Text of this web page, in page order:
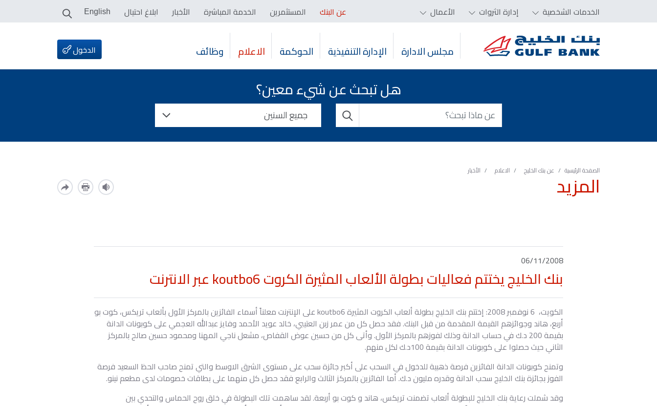
الخدمات الشخصية إدارة الثروات الأعمال عن البنك المستثمرين الخدمة المباشرة الأخبار ابلاغ احتيال English
مجلس الادارة الإدارة التنفيذية الحوكمة الاعلام وظائف الدخول
هل تبحث عن شيء معين؟
جميع السنين
الصفحة الرئيسية عن بنك الخليج الاعلام الأخبار المزيد
06/11/2008
بنك الخليج يختتم فعاليات بطولة الألعاب المثيرة الكروت koutbo6 عبر الانترنت
الكويت، 6 نوفمبر 2008: إختتم بنك الخليج بطولة ألعاب الكروت المثيرة koutbo6 على الإنترنت معلناً أسماء الفائزين بالمركز الأول بألعاب تريكس، كوت بو
أربع، هاند وجوائزهم القيمة المقدمة من قبل البنك. فقد حصل كل من عمر زبن العتيبي، خالد عويد الأحمد وفايز عبدالله العجمي على كوبونات الدانة
بقيمة 200 د.ك في حساب الدانة وذلك لفوزهم بالمركز الأول. وأتى كل من حسين عوض القفاص، مشعل ناجي المهنا ومحمود حسين صالح بالمركز
الثاني حيث حصلوا على كوبونات الدانة بقيمة 100د.ك لكل منهم.
وتمنح كوبونات الدانة الفائزين فرصة ذهبية للدخول في السحب على أكبر جائزة سحب على مستوى الشرق الاوسط والتي تمنح صاحب الحظ السعيد فرصة
الفوز بجائزة بنك الخليج سحب الدانة وقدره مليون د.ك. أما الفائزين بالمركز الثالث والرابع فقد حصل كل منهما على بطاقات خصومات لدى مطعم نينو.
وقد شملت رعاية بنك الخليج للبطولة ألعاب تضمنت تريكس، هاند و كوت بو أربعة. لقد ساهمت تلك البطولة في خلق روح الحماس والتحدي بين